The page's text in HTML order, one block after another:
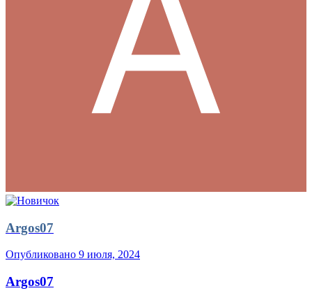
Argos07
Опубликовано 9 июля, 2024
Argos07